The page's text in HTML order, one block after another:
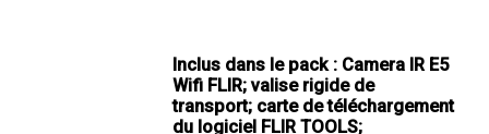
Inclus dans le pack : Camera IR E5
Wifi FLIR; valise rigide de
transport; carte de téléchargement
du logiciel FLIR TOOLS;